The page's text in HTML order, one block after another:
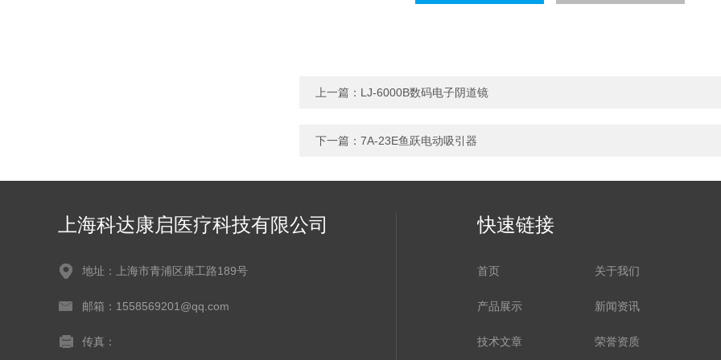
上一篇： LJ-6000B数码电子阴道镜
下一篇： 7A-23E鱼跃电动吸引器
上海科达康启医疗科技有限公司
地址：上海市青浦区康工路189号
邮箱：1558569201@qq.com
传真：
快速链接
首页 关于我们
产品展示 新闻资讯
技术文章 荣誉资质